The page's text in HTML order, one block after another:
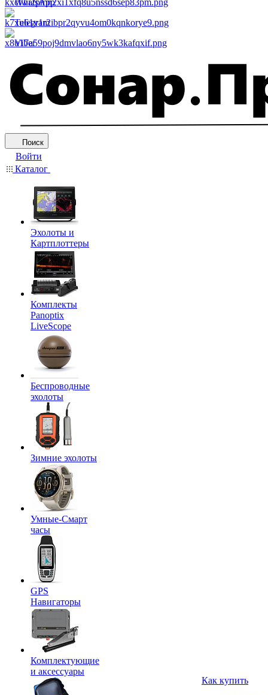
WhatsApp
Telegram
Viber
Поиск
Войти
Каталог
Эхолоты и
Картплоттеры
Комплекты
Panoptix
LiveScope
Беспроводные
эхолоты
Зимние эхолоты
Умные-Смарт
часы
GPS
Навигаторы
Комплектующие
и аксессуары
Как купить